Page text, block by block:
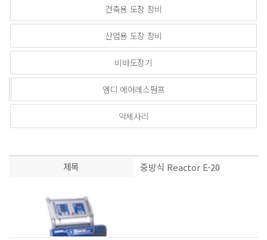
건축용 도장 장비
산업용 도장 장비
비바도장기
엠디 에어레스펌프
악세사리
제목 중방식 Reactor E-20